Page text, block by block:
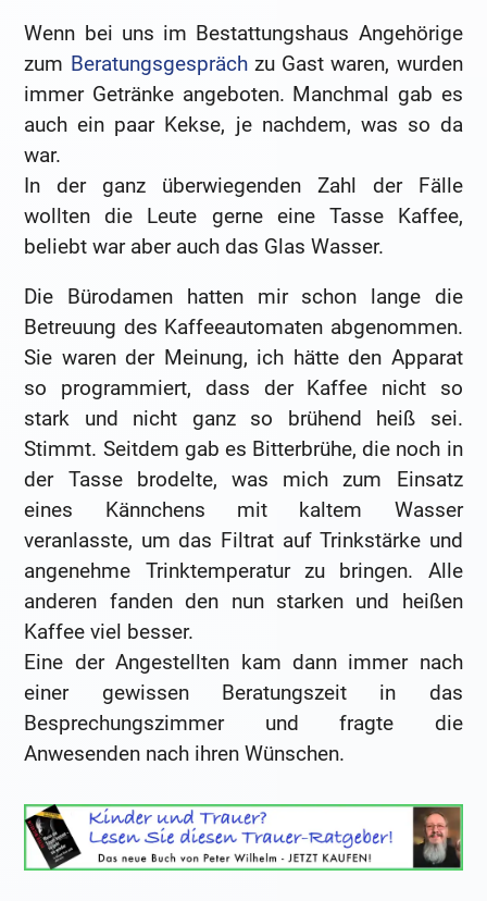
Wenn bei uns im Bestattungshaus Angehörige
zum Beratungsgesprächzu Gast waren, wurden
immer Getränke angeboten. Manchmal gab es
auch ein paar Kekse, je nachdem, was so da
war.
In der ganz überwiegenden Zahl der Fälle
wollten die Leute gerne eine Tasse Kaffee,
beliebt war aber auch das Glas Wasser.
Die Bürodamen hatten mir schon lange die
Betreuung des Kaffeeautomaten abgenommen.
Sie waren der Meinung, ich hätte den Apparat
so programmiert, dass der Kaffee nicht so
stark und nicht ganz so brühend heiß sei.
Stimmt. Seitdem gab es Bitterbrühe, die noch in
der Tasse brodelte, was mich zum Einsatz
eines Kännchens mit kaltem Wasser
veranlasste, um das Filtrat auf Trinkstärke und
angenehme Trinktemperatur zu bringen. Alle
anderen fanden den nun starken und heißen
Kaffee viel besser.
Eine der Angestellten kam dann immer nach
einer gewissen Beratungszeit in das
Besprechungszimmer und fragte die
Anwesenden nach ihren Wünschen.